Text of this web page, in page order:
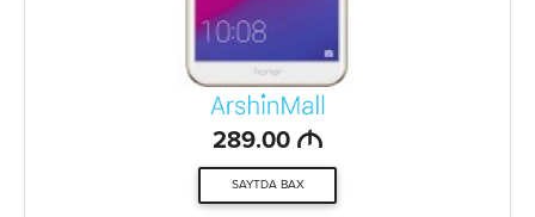
289.00 M
SAYTDA BAX